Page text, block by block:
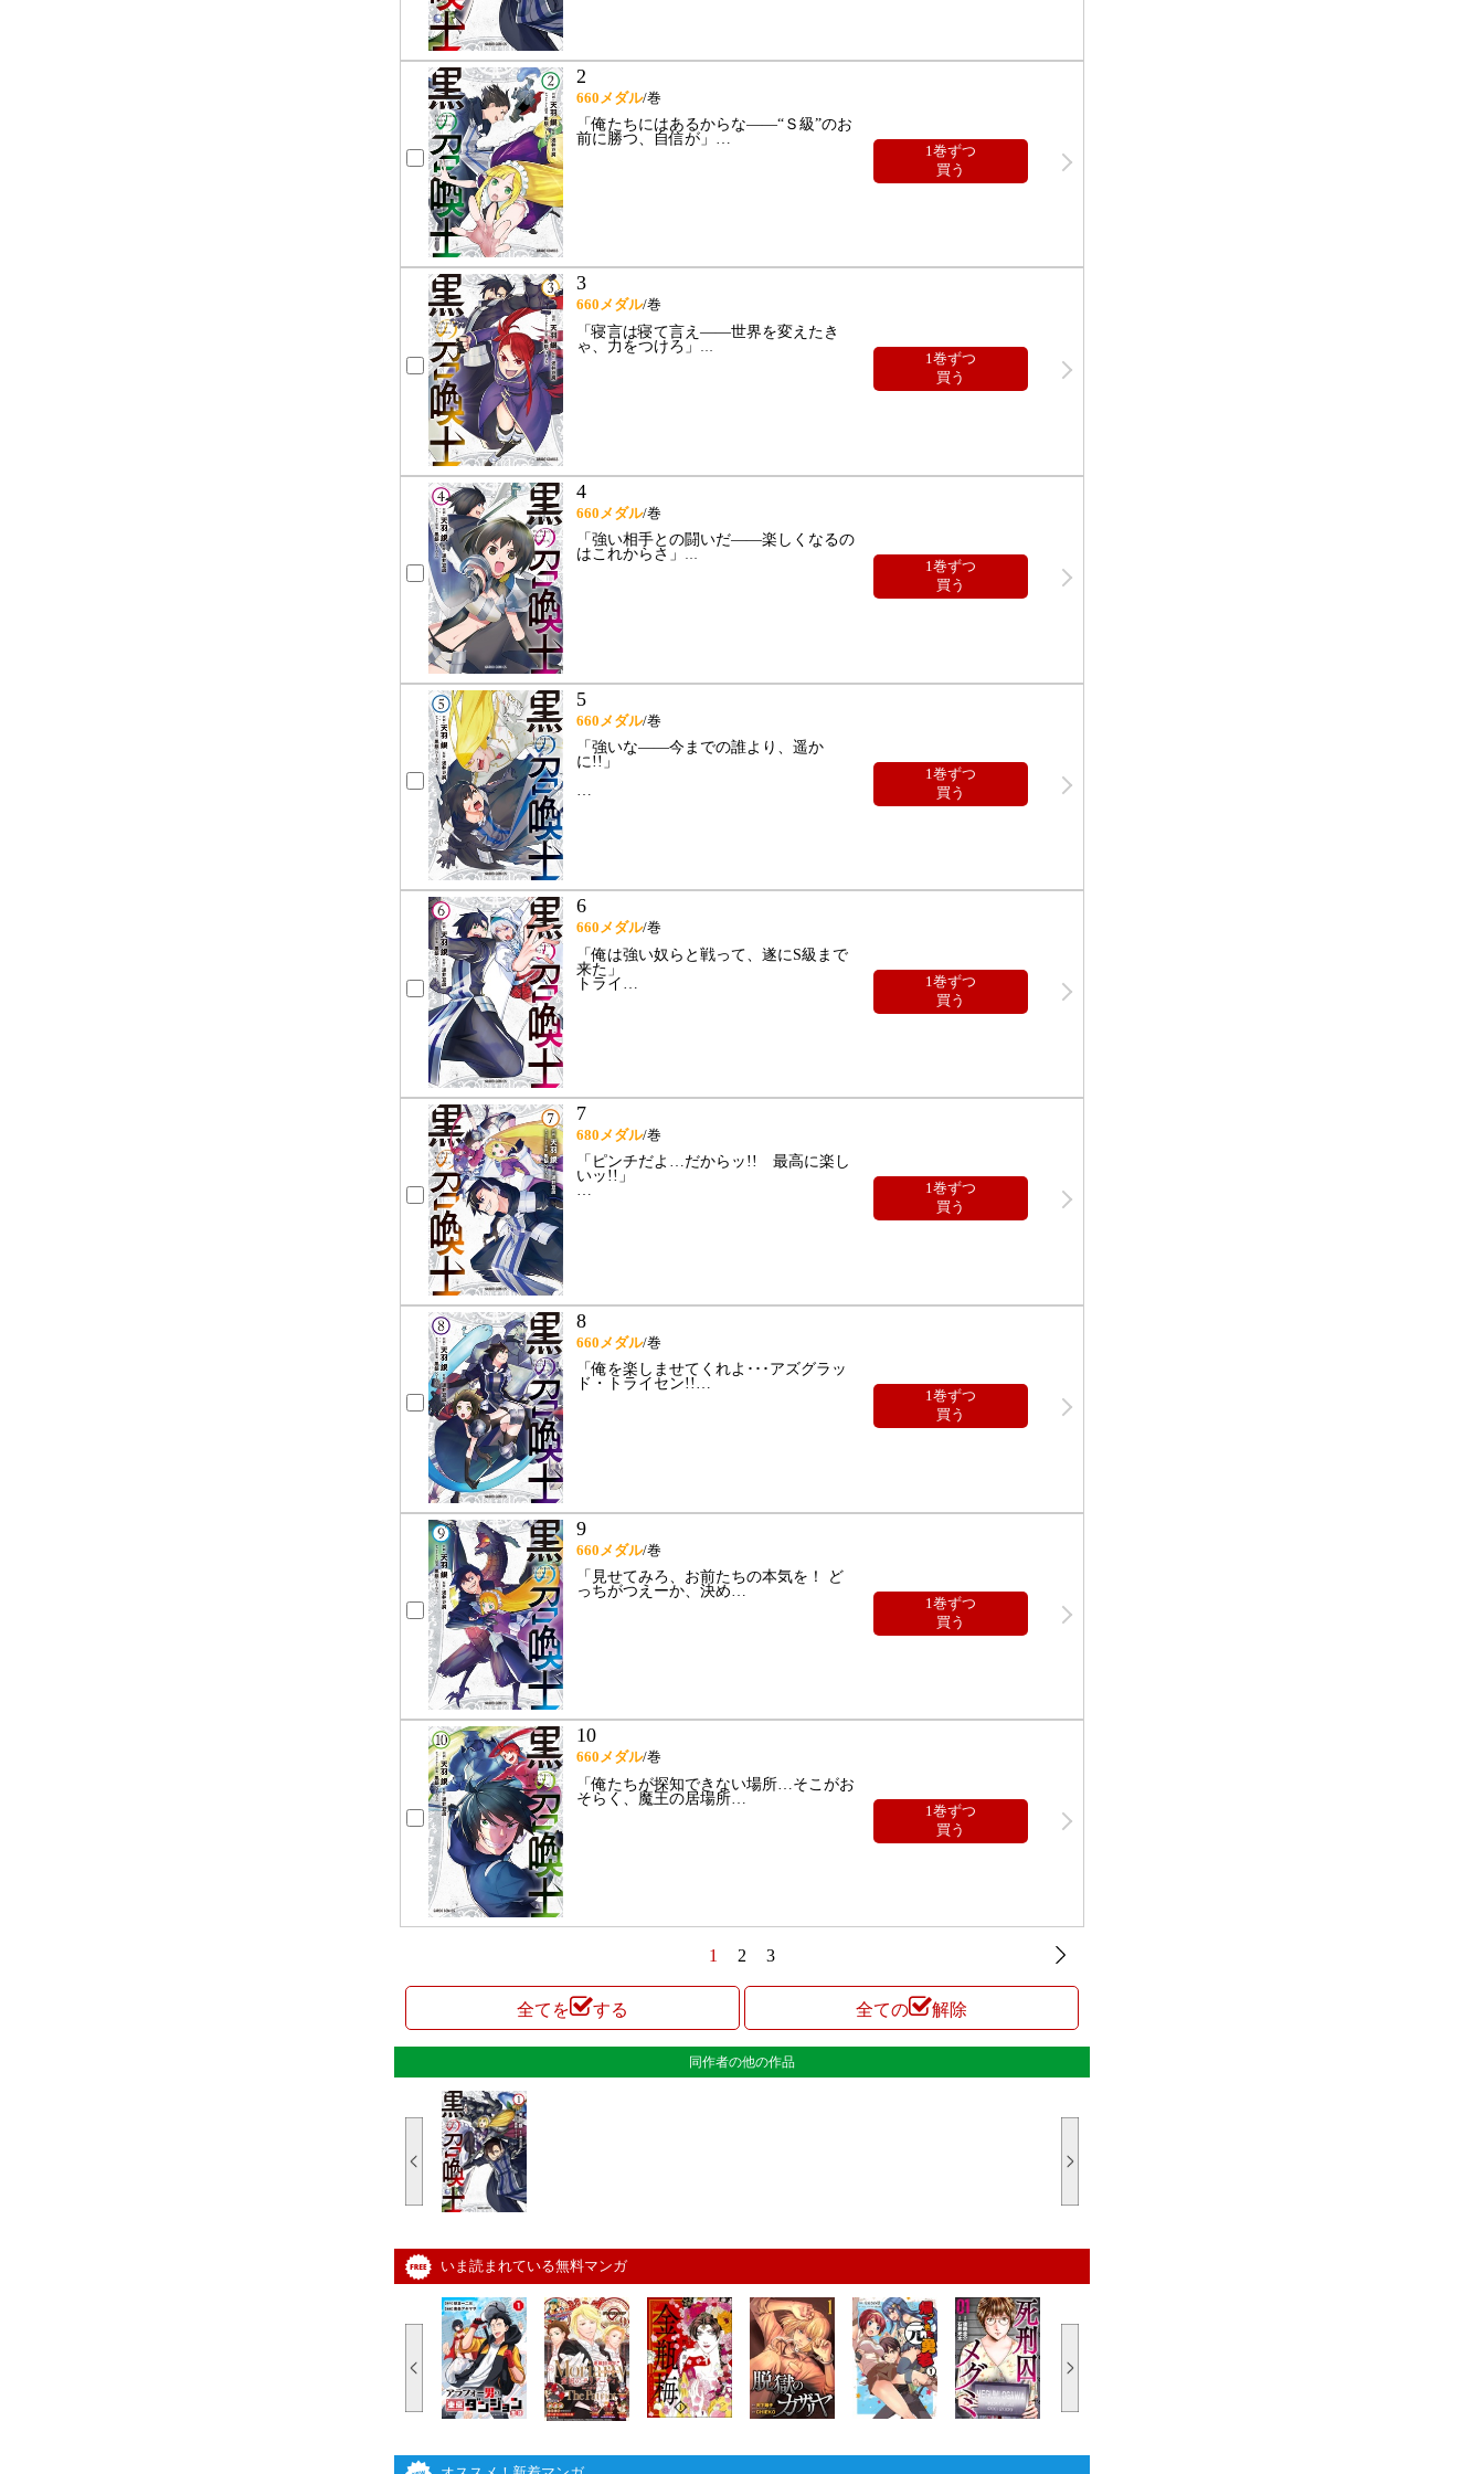
2
660 メダル/巻
「俺たちにはあるからな――“Ｓ級”のお
前に勝つ、自信が」 …
1巻ずつ
買う
3
660メダル/巻
「寝言は寝て言え――世界を変えたき
ゃ、力をつけろ」
…
1巻ずつ
買う
4
660 メダル/巻
「強い相手との闘いだ――楽しくなるの
はこれからさ」
…
1巻ずつ
買う
5
660 メダル/巻
「強いな――今までの誰より、遥か
に!!」
1巻ずつ
買う
6
660メダル/巻
「俺は強い奴らと戦って、遂にS級まで
来た」
トライ
1巻ずつ
買う
7
680メダル/巻
「ピンチだよ…だからッ!! 最高に楽し
いッ!!」
…
1巻ずつ
買う
8
660 メダル/巻
「俺を楽しませてくれよ･･･アズグラッ
ド・トライセン!! …
1巻ずつ
買う
9
660 メダル/巻
「見せてみろ、お前たちの本気を！ ど
っちがつえーか、決め
1巻ずつ
買う
10
660メダル/巻
「俺たちが探知できない場所…そこがお
そらく、魔王の居場所…
1巻ずつ
買う
1 2 3
全てを する 全ての 解除
同作者の他の作品
いま読まれている無料マンガ